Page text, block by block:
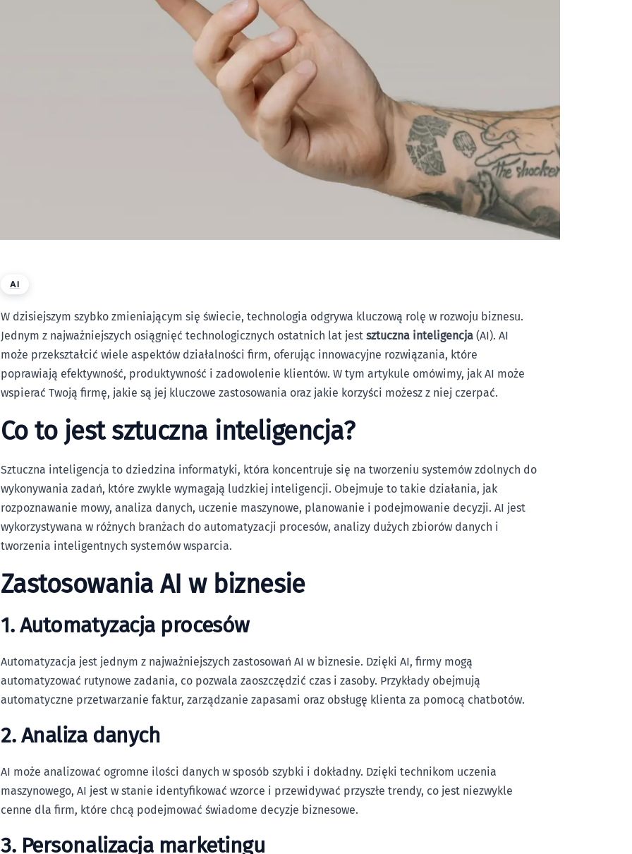
AI
W dzisiejszym szybko zmieniającym się świecie, technologia odgrywa kluczową rolę w rozwoju biznesu.
Jednym z najważniejszych osiągnięć technologicznych ostatnich lat jest sztuczna inteligencja (AI). AI
może przekształcić wiele aspektów działalności firm, oferując innowacyjne rozwiązania, które
poprawiają efektywność, produktywność i zadowolenie klientów. W tym artykule omówimy, jak AI może
wspierać Twoją firmę, jakie są jej kluczowe zastosowania oraz jakie korzyści możesz z niej czerpać.
Co to jest sztuczna inteligencja?
Sztuczna inteligencja to dziedzina informatyki, która koncentruje się na tworzeniu systemów zdolnych do
wykonywania zadań, które zwykle wymagają ludzkiej inteligencji. Obejmuje to takie działania, jak
rozpoznawanie mowy, analiza danych, uczenie maszynowe, planowanie i podejmowanie decyzji. AI jest
wykorzystywana w różnych branżach do automatyzacji procesów, analizy dużych zbiorów danych i
tworzenia inteligentnych systemów wsparcia.
Zastosowania AI w biznesie
1. Automatyzacja procesów
Automatyzacja jest jednym z najważniejszych zastosowań AI w biznesie. Dzięki AI, firmy mogą
automatyzować rutynowe zadania, co pozwala zaoszczędzić czas i zasoby. Przykłady obejmują
automatyczne przetwarzanie faktur, zarządzanie zapasami oraz obsługę klienta za pomocą chatbotów.
2. Analiza danych
AI może analizować ogromne ilości danych w sposób szybki i dokładny. Dzięki technikom uczenia
maszynowego, AI jest w stanie identyfikować wzorce i przewidywać przyszłe trendy, co jest niezwykle
cenne dla firm, które chcą podejmować świadome decyzje biznesowe.
3. Personalizacja marketingu